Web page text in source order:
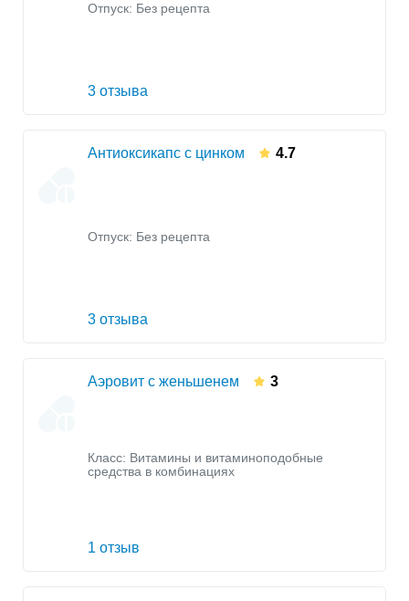
Отпуск: Без рецепта
3 отзыва
Антиоксикапс с цинком 4.7
Отпуск: Без рецепта
3 отзыва
Аэровит с женьшенем 3
Класс: Витамины и витаминоподобные
средства в комбинациях
1 отзыв